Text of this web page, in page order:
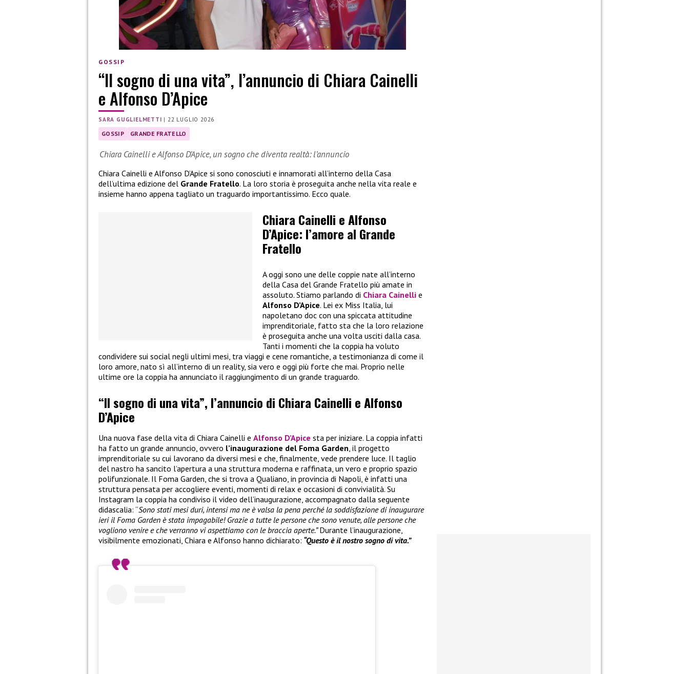
GOSSIP
“Il sogno di una vita”, l’annuncio di Chiara Cainelli
e Alfonso D’Apice
SARA GUGLIELMETTI |22 LUGLIO 2026
GOSSIP GRANDE FRATELLO
Chiara Cainelli e Alfonso D’Apice, un sogno che diventa realtà: l’annuncio
Chiara Cainelli e Alfonso D’Apice si sono conosciuti e innamorati all’interno della Casa
dell’ultima edizione del Grande Fratello. La loro storia è proseguita anche nella vita reale e
insieme hanno appena tagliato un traguardo importantissimo. Ecco quale.
Chiara Cainelli e Alfonso
D’Apice: l’amore al Grande
Fratello
A oggi sono une delle coppie nate all’interno
della Casa del Grande Fratello più amate in
assoluto. Stiamo parlando di Chiara Cainelli e
Alfonso D’Apice. Lei ex Miss Italia, lui
napoletano doc con una spiccata attitudine
imprenditoriale, fatto sta che la loro relazione
è proseguita anche una volta usciti dalla casa.
Tanti i momenti che la coppia ha voluto
condividere sui social negli ultimi mesi, tra viaggi e cene romantiche, a testimonianza di come il
loro amore, nato sì all’interno di un reality, sia vero e oggi più forte che mai. Proprio nelle
ultime ore la coppia ha annunciato il raggiungimento di un grande traguardo.
“Il sogno di una vita”, l’annuncio di Chiara Cainelli e Alfonso
D’Apice
Una nuova fase della vita di Chiara Cainelli e Alfonso D’Apice sta per iniziare. La coppia infatti
ha fatto un grande annuncio, ovvero l’inaugurazione del Foma Garden, il progetto
imprenditoriale su cui lavorano da diversi mesi e che, finalmente, vede prendere luce. Il taglio
del nastro ha sancito l’apertura a una struttura moderna e raffinata, un vero e proprio spazio
polifunzionale. Il Foma Garden, che si trova a Qualiano, in provincia di Napoli, è infatti una
struttura pensata per accogliere eventi, momenti di relax e occasioni di convivialità. Su
Instagram la coppia ha condiviso il video dell’inaugurazione, accompagnato dalla seguente
didascalia: “Sono stati mesi duri, intensi ma ne è valsa la pena perché la soddisfazione di inaugurare
ieri il Foma Garden è stata impagabile! Grazie a tutte le persone che sono venute, alle persone che
vogliono venire e che verranno vi aspettiamo con le braccia aperte.”Durante l’inaugurazione,
visibilmente emozionati, Chiara e Alfonso hanno dichiarato: “Questo è il nostro sogno di vita.”